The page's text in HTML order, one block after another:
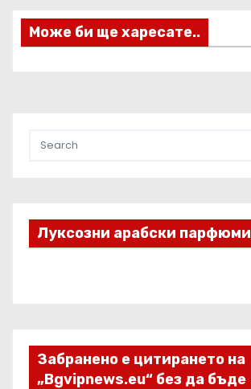
яМоже би ще харесате..
Луксозни арабски парфюми
Забранено е цитирането на
„Bgvipnews.eu“ без да бъде